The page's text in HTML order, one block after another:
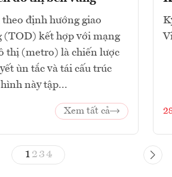
định hướng giao
(TOD) kết hợp với mạng
thị (metro) là chiến lược
ùn tắc và tái cấu trúc
này tập...
Xem tất cả
1 23 4